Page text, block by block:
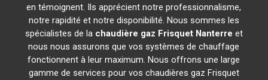
en témoignent. Ils apprécient notre professionnalisme,
notre rapidité et notre disponibilité. Nous sommes les
spécialistes de la chaudière gaz Frisquet Nanterre et
nous nous assurons que vos systèmes de chauffage
fonctionnent à leur maximum. Nous offrons une large
gamme de services pour vos chaudières gaz Frisquet